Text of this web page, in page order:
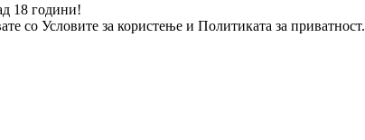
18 години!
со Условите за користење и Политиката за приватност.